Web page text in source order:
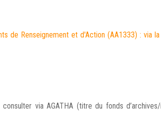
de Renseignement et d'Action (AA1333) : via
via AGATHA (titre du fonds d’archives/